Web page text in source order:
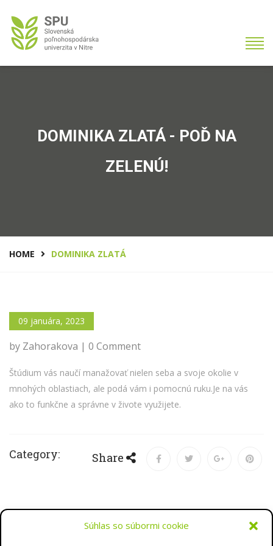
Súhlas so súbormi cookie
DOMINIKA ZLATÁ - POĎ NA
ZELENÚ!
HOME DOMINIKA ZLATÁ
09 januára, 2023
by Zahorakova | 0 Comment
Štúdium vás naučí manažovať nielen seba a svoje okolie v
mnohých oblastiach, ale podá vám i pomocnú ruku.Je na vás
ako to funkčne a správne v živote využijete.
Category: Share